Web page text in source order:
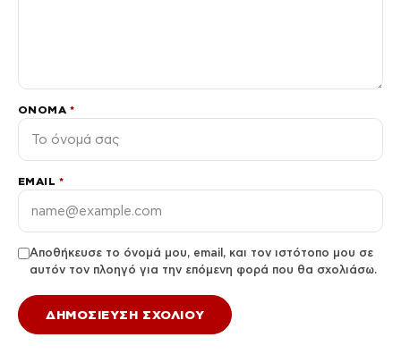
ΌΝΟΜΑ *
EMAIL *
Αποθήκευσε το όνομά μου, email, και τον ιστότοπο μου σε
αυτόν τον πλοηγό για την επόμενη φορά που θα σχολιάσω.